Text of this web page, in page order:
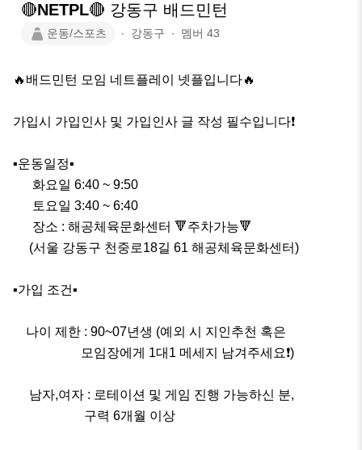
🔴NETPL🔴 강동구 배드민턴
운동/스포츠 ∙ 강동구 ∙ 멤버 43
🔥배드민턴 모임 네트플레이 넷플입니다🔥
가입시 가입인사 및 가입인사 글 작성 필수입니다❗️
▪️운동일정▪️
▪️가입 조건▪️